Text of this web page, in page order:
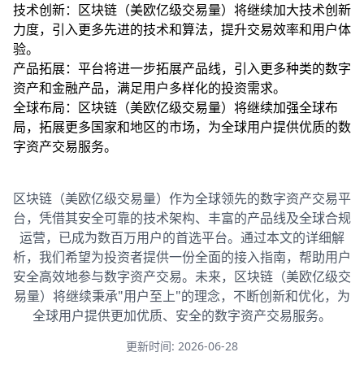
技术创新：区块链（美欧亿级交易量）将继续加大技术创新
力度，引入更多先进的技术和算法，提升交易效率和用户体
验。
产品拓展：平台将进一步拓展产品线，引入更多种类的数字
资产和金融产品，满足用户多样化的投资需求。
全球布局：区块链（美欧亿级交易量）将继续加强全球布
局，拓展更多国家和地区的市场，为全球用户提供优质的数
字资产交易服务。
区块链（美欧亿级交易量）作为全球领先的数字资产交易平
台，凭借其安全可靠的技术架构、丰富的产品线及全球合规
运营，已成为数百万用户的首选平台。通过本文的详细解
析，我们希望为投资者提供一份全面的接入指南，帮助用户
安全高效地参与数字资产交易。未来，区块链（美欧亿级交
易量）将继续秉承"用户至上"的理念，不断创新和优化，为
全球用户提供更加优质、安全的数字资产交易服务。
更新时间: 2026-06-28